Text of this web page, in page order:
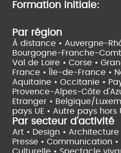
Formation initiale:
Par région
À distance • Auvergne-
Bourgogne-Franche-
Val de Loire • Corse •
France •
Île-de-France •
Aquitaine • Occitanie •
Provence-Alpes-Côte
Etranger • Belgique/
pays UE • Autre pays hors
Par secteur d'activité
Art • Design • Architecture
Presse • Communication •